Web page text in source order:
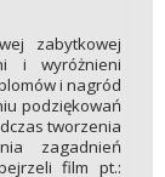
zabytkowej
i wyróżnieni
i nagród
podziękowań
tworzenia
zagadnień
film pt.: